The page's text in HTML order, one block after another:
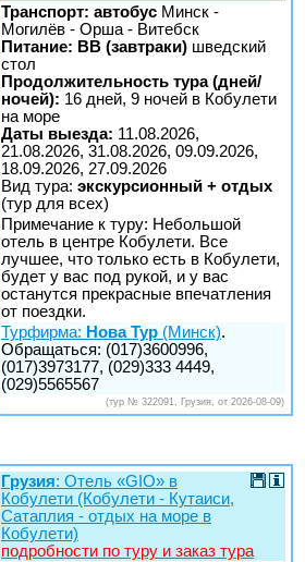
Транспорт: автобус Минск -
Могилёв - Орша - Витебск
Питание: BB (завтраки) шведский
стол
Продолжительность тура (дней/
ночей): 16 дней, 9 ночей в Кобулети
на море
Даты выезда: 11.08.2026,
21.08.2026, 31.08.2026, 09.09.2026,
18.09.2026, 27.09.2026
Вид тура: экскурсионный + отдых
(тур для всех)
Примечание к туру: Небольшой
отель в центре Кобулети. Все
лучшее, что только есть в Кобулети,
будет у вас под рукой, и у вас
останутся прекрасные впечатления
от поездки.
Турфирма: Нова Тур (Минск).
Обращаться: (017)3600996,
(017)3973177, (029)333 4449,
(029)5565567
(тур № 322091, Грузия, от 2026-08-09)
Грузия: Отель «GIO» в
Кобулети (Кобулети - Кутаиси,
Сатаплия - отдых на море в
Кобулети)
подробности по туру и заказ тура